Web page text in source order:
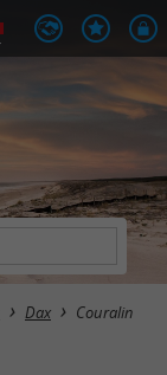
Dax Couralin